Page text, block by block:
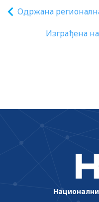
Одржана
имплементацију
Изграђена